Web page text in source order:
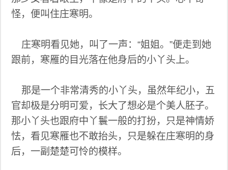
怪，便叫住庄寒明。
庄寒明看见她，叫了一声：“姐姐。”便走到她
跟前，寒雁的目光落在他身后的小丫头上。
那是一个非常清秀的小丫头，虽然年纪小，五
官却极是分明可爱，长大了想必是个美人胚子。
那小丫头也跟府中丫鬟一般的打扮，只是神情娇
怯，看见寒雁也不敢抬头，只是躲在庄寒明的身
后，一副楚楚可怜的模样。